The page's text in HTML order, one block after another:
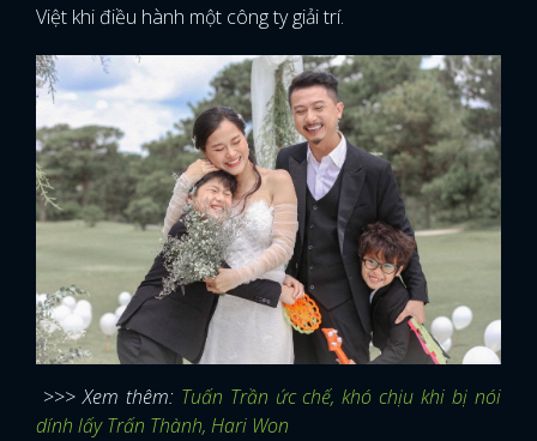
Việt khi điều hành một công ty giải trí.
>>> Xem thêm: Tuấn Trần ức chế, khó chịu khi bị nói
dính lấy Trấn Thành, Hari Won